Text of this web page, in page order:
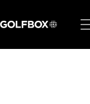
GOLFBOX